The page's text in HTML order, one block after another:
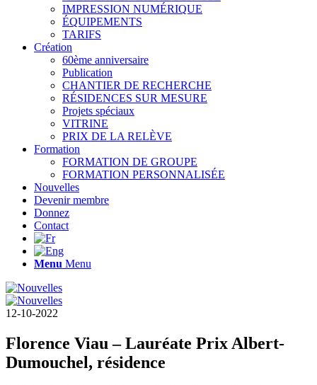
IMPRESSION NUMÉRIQUE
ÉQUIPEMENTS
TARIFS
Création
60ème anniversaire
Publication
CHANTIER DE RECHERCHE
RÉSIDENCES SUR MESURE
Projets spéciaux
VITRINE
PRIX DE LA RELÈVE
Formation
FORMATION DE GROUPE
FORMATION PERSONNALISÉE
Nouvelles
Devenir membre
Donnez
Contact
Menu Menu
12-10-2022
Florence Viau – Lauréate Prix Albert-
Dumouchel, résidence